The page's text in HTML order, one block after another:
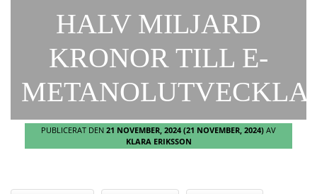
HALV MILJARD
KRONOR TILL E-
PUBLICERAT DEN 21 NOVEMBER, 2024 (21 NOVEMBER, 2024) AV
KLARA ERIKSSON